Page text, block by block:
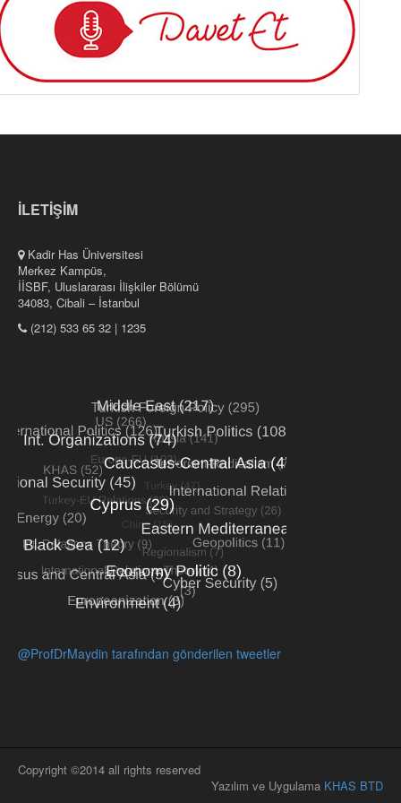
İLETİŞİM
Kadir Has Üniversitesi
Merkez Kampüs,
İİSBF, Uluslararası İlişkiler Bölümü
34083, Cibali – İstanbul
(212) 533 65 32 | 1235
@ProfDrMaydin tarafından gönderilen tweetler
Copyright ©2014 all rights reserved
Yazılım ve Uygulama KHAS BTD